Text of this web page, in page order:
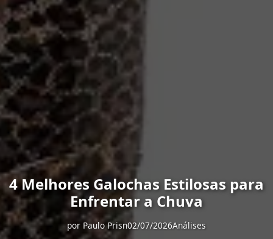
4 Melhores Galochas Estilosas para
Enfrentar a Chuva
por Paulo Prisn02/07/2026Análises